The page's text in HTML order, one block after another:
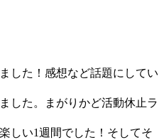
した！感想など話題にしてい
した。まがりかど活動休止ラ
しい1週間でした！そしてそ